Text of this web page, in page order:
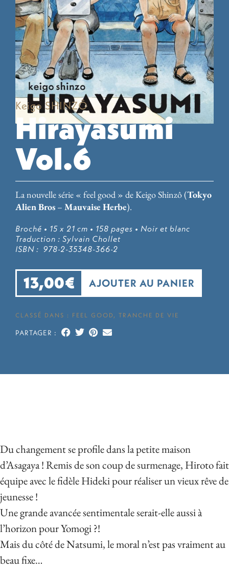
Keigo SHINZÔ
Hirayasumi
Vol.6
La nouvelle série « feel good » de Keigo Shinzô (Tokyo
Alien Bros – Mauvaise Herbe).
Broché • 15 x 21 cm • 158 pages • Noir et blanc
Traduction : Sylvain Chollet
ISBN : 978-2-35348-366-2
13,00€ AJOUTER AU PANIER
CLASSÉ DANS : FEEL GOOD , TRANCHE DE VIE
PARTAGER :
Du changement se profile dans la petite maison
d’Asagaya ! Remis de son coup de surmenage, Hiroto fait
équipe avec le fidèle Hideki pour réaliser un vieux rêve de
jeunesse !
Une grande avancée sentimentale serait-elle aussi à
l’horizon pour Yomogi ?!
Mais du côté de Natsumi, le moral n’est pas vraiment au
beau fixe…